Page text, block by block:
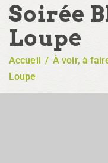
Soirée
Loupe
Accueil / À voir, à
Loupe